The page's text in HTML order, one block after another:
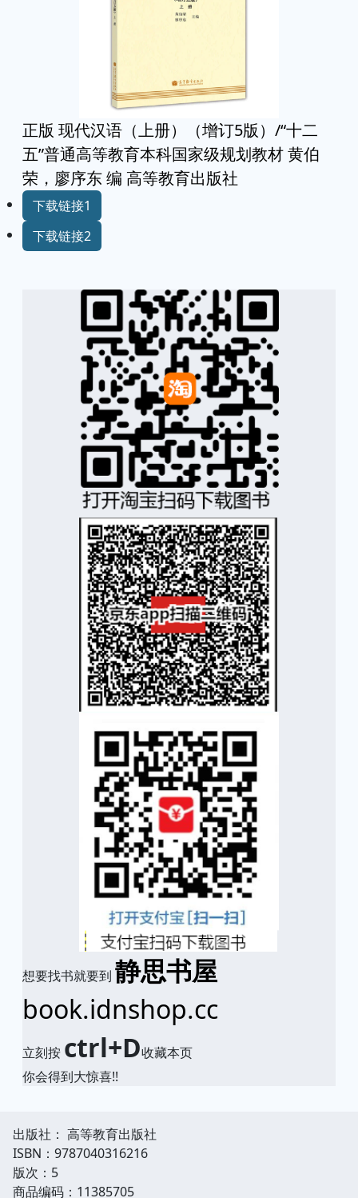
正版 现代汉语（上册）（增订5版）/“十二
五”普通高等教育本科国家级规划教材 黄伯
荣，廖序东 编 高等教育出版社
下载链接1
下载链接2
想要找书就要到 静思书屋
book.idnshop.cc
立刻按 ctrl+D收藏本页
你会得到大惊喜!!
出版社： 高等教育出版社
ISBN：9787040316216
版次：5
商品编码：11385705